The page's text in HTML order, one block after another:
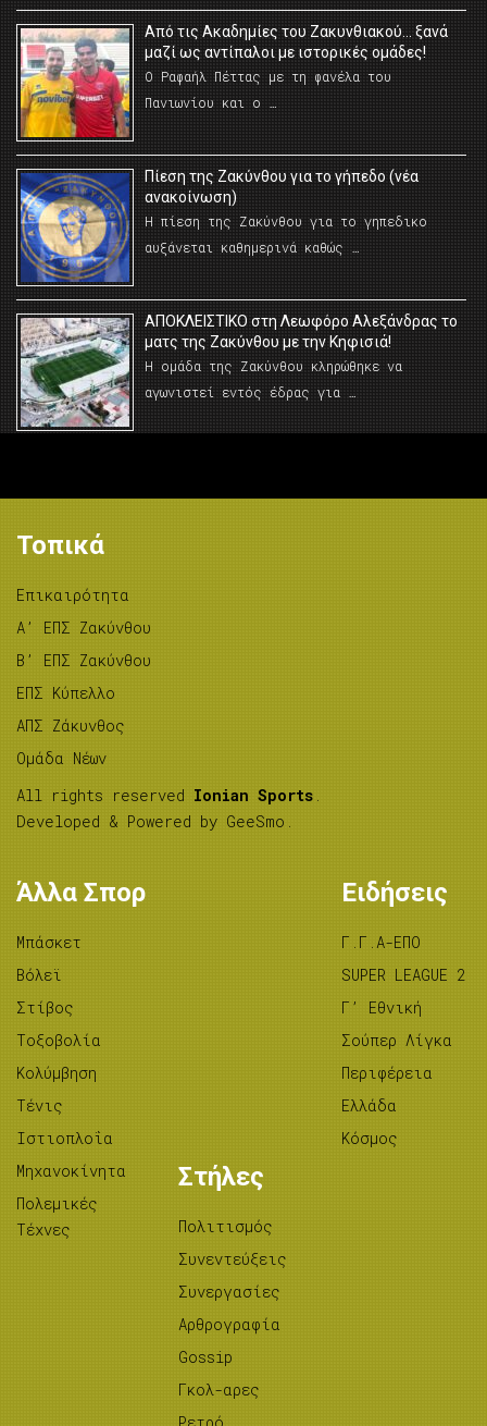
Από τις Ακαδημίες του Ζακυνθιακού… ξανά
μαζί ως αντίπαλοι με ιστορικές ομάδες!
Ο Ραφαήλ Πέττας με τη φανέλα του
Πανιωνίου και ο …
Πίεση της Ζακύνθου για το γήπεδο (νέα
ανακοίνωση)
Η πίεση της Ζακύνθου για το γηπεδικο
αυξάνεται καθημερινά καθώς …
AΠΟΚΛΕΙΣΤΙΚΟ στη Λεωφόρο Αλεξάνδρας το
ματς της Ζακύνθου με την Κηφισιά!
Η ομάδα της Ζακύνθου κληρώθηκε να
αγωνιστεί εντός έδρας για …
Τοπικά
Επικαιρότητα
A’ ΕΠΣ Ζακύνθου
B’ ΕΠΣ Ζακύνθου
ΕΠΣ Κύπελλο
ΑΠΣ Ζάκυνθος
Ομάδα Νέων
All rights reserved Ionian Sports .
Developed & Powered by GeeSmo .
Άλλα Σπορ
Μπάσκετ
Βόλεϊ
Στίβος
Tοξοβολία
Κολύμβηση
Τένις
Ιστιοπλοΐα
Μηχανοκίνητα
Πολεμικές
Τέχνες
Ειδήσεις
Γ.Γ.Α-ΕΠΟ
SUPER LEAGUE 2
Γ’ Εθνική
Σούπερ Λίγκα
Περιφέρεια
Ελλάδα
Κόσμος
Στήλες
Πολιτισμός
Συνεντεύξεις
Συνεργασίες
Αρθρογραφία
Gossip
Γκολ-αρες